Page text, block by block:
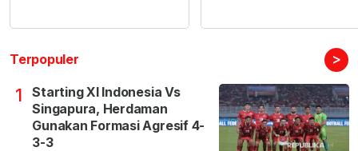
Terpopuler >
1
Starting XI Indonesia Vs
Singapura, Herdaman
Gunakan Formasi Agresif 4-
3-3